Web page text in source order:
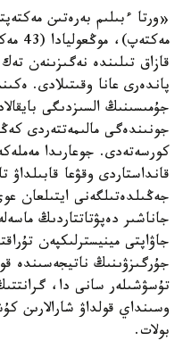
قازاق تىلىندە نەگىزىنەن
پاندەرى عانا وقىتىلادى.
جۇمىسىنىڭ السىزدىگى
جونىندەگى مالىمەتتەردى
كورسەتەدى. جوعارىدا
جەڭىلدەتىلگەنى ايتىلعان
جاناشىر دەپۋتاتتاردىڭ
جاۋاپتى مينيسترلىكپەن
جۇرگىزۋىنىڭ ناتيجەسىندە
تۇسۋشىلەر سانى دا،
وسىنداي قولداۋ شارالارىن
بولات.